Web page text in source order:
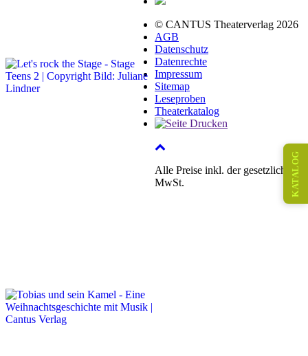
© CANTUS Theaterverlag 2026
AGB
Datenschutz
Datenrechte
Impressum
Sitemap
Leseproben
Theaterkatalog
Alle Preise inkl. der gesetzlichen
MwSt.
KATALOG